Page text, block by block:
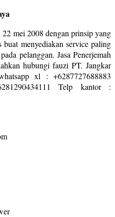
mei 2008 dengan prinsip yang
menyediakan service paling
pelanggan. Jasa Penerjemah
hubungi fauzi PT. Jangkar
xl : +6287727688883
Telp kantor :